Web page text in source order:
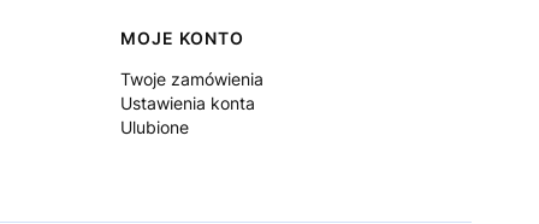
MOJE KONTO
Twoje zamówienia
Ustawienia konta
Ulubione